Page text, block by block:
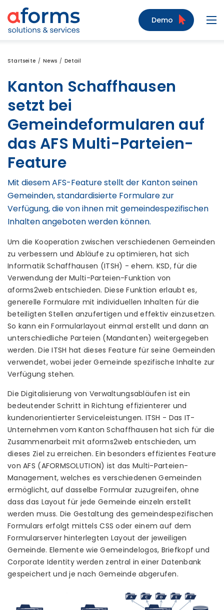
Zum Inhalt
Zum Menü
Zur Suche
Demo
Startseite News Detail
Kanton Schaffhausen
setzt bei
Gemeindeformularen auf
das AFS Multi-Parteien-
Feature
Mit diesem AFS-Feature stellt der Kanton seinen
Gemeinden, standardisierte Formulare zur
Verfügung, die von ihnen mit gemeindespezifischen
Inhalten angeboten werden können.
Um die Kooperation zwischen verschiedenen Gemeinden
zu verbessern und Abläufe zu optimieren, hat sich
Informatik Schaffhausen (ITSH) - ehem. KSD, für die
Verwendung der Multi-Parteien-Funktion von
aforms2web entschieden. Diese Funktion erlaubt es,
generelle Formulare mit individuellen Inhalten für die
beteiligten Stellen anzufertigen und effektiv einzusetzen.
So kann ein Formularlayout einmal erstellt und dann an
unterschiedliche Parteien (Mandanten) weitergegeben
werden. Die ITSH hat dieses Feature für seine Gemeinden
verwendet, wobei jeder Gemeinde spezifische Inhalte zur
Verfügung stehen.
Die Digitalisierung von Verwaltungsabläufen ist ein
bedeutender Schritt in Richtung effizienterer und
kundenorientierter Serviceleistungen. ITSH - Das IT-
Unternehmen vom Kanton Schaffhausen hat sich für die
Zusammenarbeit mit aforms2web entschieden, um
dieses Ziel zu erreichen. Ein besonders effizientes Feature
von AFS (AFORMSOLUTION) ist das Multi-Parteien-
Management, welches es verschiedenen Gemeinden
ermöglicht, auf dasselbe Formular zuzugreifen, ohne
dass das Layout für jede Gemeinde einzeln erstellt
werden muss. Die Gestaltung des gemeindespezifischen
Formulars erfolgt mittels CSS oder einem auf dem
Formularserver hinterlegten Layout der jeweiligen
Gemeinde. Elemente wie Gemeindelogos, Briefkopf und
Corporate Identity werden zentral in einer Datenbank
gespeichert und je nach Gemeinde abgerufen.